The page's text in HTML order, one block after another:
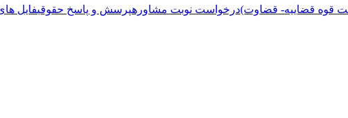
قوه قضاییه- قضاوت)درخواست نوبت مشاورهپرسش و پاسخ حقوقیفایل